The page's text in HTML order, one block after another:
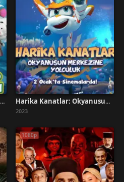
Kral Şakir Mikrop Avcıları İzle Full HD Harika Kanatlar: Okyanusun Merkezine Yolculuk İzle
2023
1080p